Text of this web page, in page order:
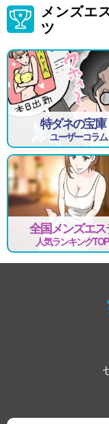
メンズエ
ツ
特ダネの宝庫
ユーザーコラム
全国メンズエス
人気ランキング